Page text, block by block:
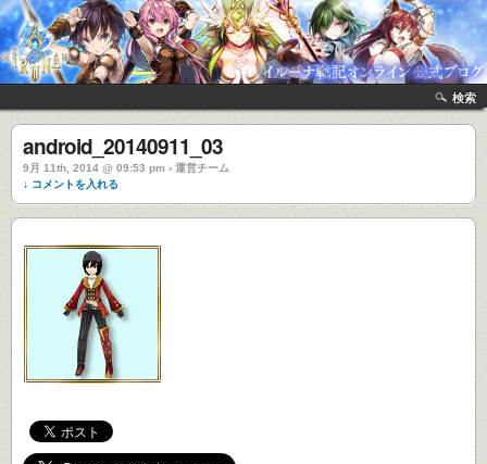
検索
android_20140911_03
9月 11th, 2014 @ 09:53 pm › 運営チーム
↓ コメントを入れる